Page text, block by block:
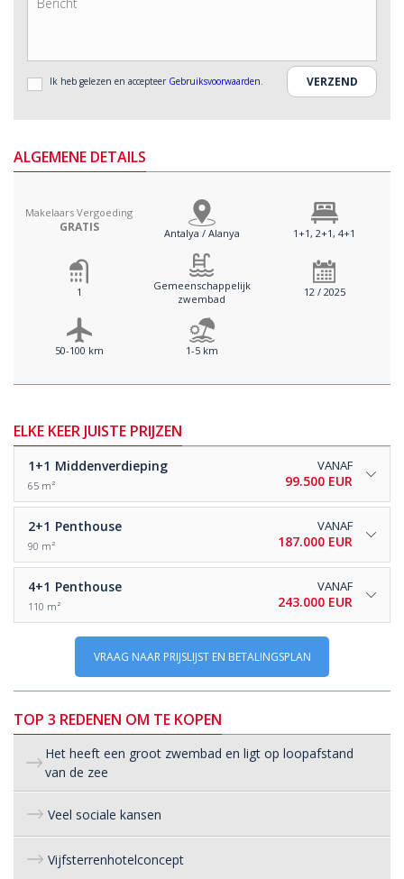
Ik heb gelezen en accepteer Gebruiksvoorwaarden.
ALGEMENE DETAILS
Makelaars Vergoeding
GRATIS Antalya / Alanya 1+1, 2+1, 4+1
1
Gemeenschappelijk
zwembad
12 / 2025
50-100 km 1-5 km
ELKE KEER JUISTE PRIJZEN
1+1 Middenverdieping
65 m²
VANAF
99.500 EUR
2+1 Penthouse
90 m²
VANAF
187.000 EUR
4+1 Penthouse
110 m²
VANAF
243.000 EUR
VRAAG NAAR PRIJSLIJST EN BETALINGSPLAN
TOP 3 REDENEN OM TE KOPEN
Het heeft een groot zwembad en ligt op loopafstand
van de zee
Veel sociale kansen
Vijfsterrenhotelconcept